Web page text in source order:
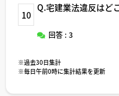
10
Q.宅建業法違反はど
回答 : 3
※過去30日集計
※毎日午前0時に集計結果を更新